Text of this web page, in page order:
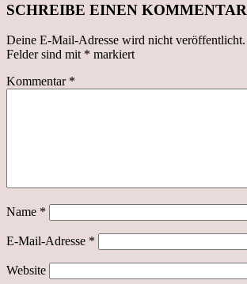
SCHREIBE EINEN KOMMENTAR
Deine E-Mail-Adresse wird nicht veröffentlicht.
Felder sind mit * markiert
Kommentar *
Name *
E-Mail-Adresse *
Website